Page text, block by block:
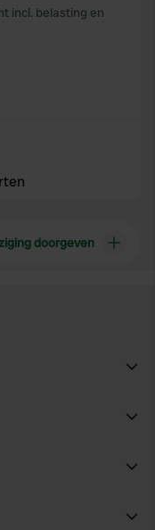
incl. belasting en
doorgeven